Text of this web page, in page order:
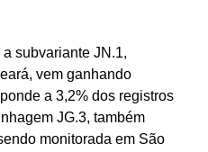
subvariante JN.1,
vem ganhando
a 3,2% dos registros
JG.3, também
monitorada em São